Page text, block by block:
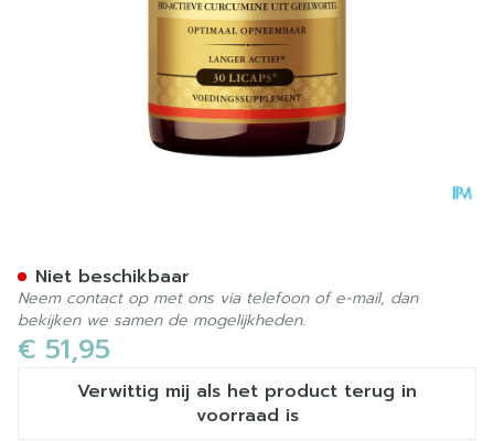
€ 51,95
Verwittig mij als het product terug in
voorraad is
Niet beschikbaar
Neem contact op met ons via telefoon of e-mail, dan
bekijken we samen de mogelijkheden.